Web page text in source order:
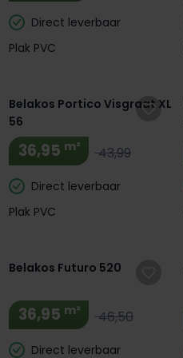
Direct leverbaar
Plak PVC
Belakos Portico Visgraat XL
56
36,95 m² 43,99
Direct leverbaar
Plak PVC
Belakos Futuro 520
36,95 m² 46,50
Direct leverbaar